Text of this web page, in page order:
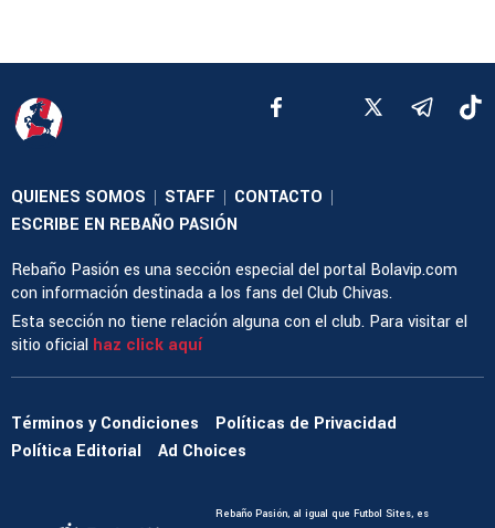
QUIENES SOMOS | STAFF | CONTACTO |
ESCRIBE EN REBAÑO PASIÓN
Rebaño Pasión es una sección especial del portal Bolavip.com
con información destinada a los fans del Club Chivas.
Esta sección no tiene relación alguna con el club. Para visitar el
sitio oficial haz click aquí
Términos y Condiciones
Políticas de Privacidad
Política Editorial
Ad Choices
Rebaño Pasión, al igual que Futbol Sites, es